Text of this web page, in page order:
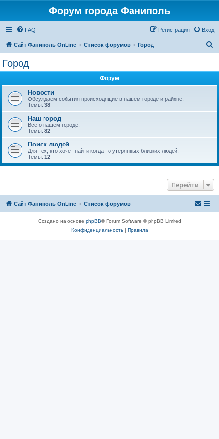
Форум города Фаниполь
FAQ Вход
Регистрация
Сайт Фаниполь OnLine Список форумов Город
Город
Форум
Новости
Обсуждаем события происходящие в нашем городе и районе.
Темы: 38
Наш город
Все о нашем городе.
Темы: 82
Поиск людей
Для тех, кто хочет найти когда-то утерянных близких людей.
Темы: 12
Перейти
Сайт Фаниполь OnLine Список форумов
Создано на основе phpBB® Forum Software © phpBB Limited
Конфиденциальность| Правила